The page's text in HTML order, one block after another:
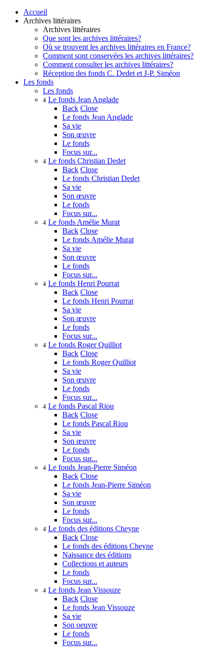
Accueil
Archives littéraires
Archives littéraires
Que sont les archives littéraires?
Où se trouvent les archives littéraires en France?
Comment sont conservées les archives littéraires?
Comment consulter les archives littéraires?
Réception des fonds C. Dedet et J-P. Siméon
Les fonds
Les fonds
4 Le fonds Jean Anglade
Back Close
Le fonds Jean Anglade
Sa vie
Son œuvre
Le fonds
Focus sur...
4 Le fonds Christian Dedet
Back Close
Le fonds Christian Dedet
Sa vie
Son œuvre
Le fonds
Focus sur...
4 Le fonds Amélie Murat
Back Close
Le fonds Amélie Murat
Sa vie
Son œuvre
Le fonds
Focus sur...
4 Le fonds Henri Pourrat
Back Close
Le fonds Henri Pourrat
Sa vie
Son œuvre
Le fonds
Focus sur...
4 Le fonds Roger Quilliot
Back Close
Le fonds Roger Quilliot
Sa vie
Son œuvre
Le fonds
Focus sur...
4 Le fonds Pascal Riou
Back Close
Le fonds Pascal Riou
Sa vie
Son œuvre
Le fonds
Focus sur...
4 Le fonds Jean-Pierre Siméon
Back Close
Le fonds Jean-Pierre Siméon
Sa vie
Son œuvre
Le fonds
Focus sur...
4 Le fonds des éditions Cheyne
Back Close
Le fonds des éditions Cheyne
Naissance des éditions
Collections et auteurs
Le fonds
Focus sur...
4 Le fonds Jean Vissouze
Back Close
Le fonds Jean Vissouze
Sa vie
Son oeuvre
Le fonds
Focus sur...